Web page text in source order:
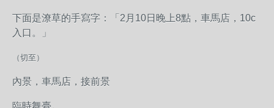
下面是潦草的手寫字：「2月10日晚上8點，車馬店，10c
入口。」
（切至）
內景，車馬店，接前景
臨時舞臺。